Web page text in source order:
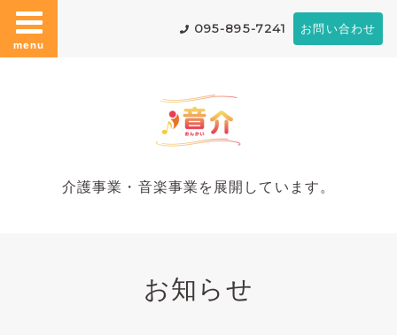
menu
095-895-7241 お問い合わせ
介護事業・音楽事業を展開しています。
お知らせ